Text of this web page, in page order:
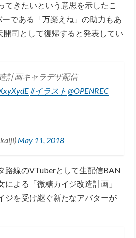
てきたいという意思を示したこ
である「万楽えね」の助力もあ
開司として復帰すると発表してい
計画キャラデザ配信
#イラスト @OPENREC
May 11, 2018
路線のVTuberとして生配信BAN
による「微糖カイジ改造計画」
ジを受け継ぐ新たなアバターが